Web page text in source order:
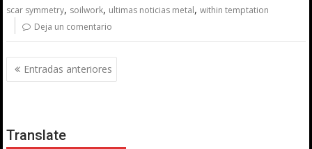
scar symmetry, soilwork, ultimas noticias metal,within temptation
Deja un comentario
Navegación
de
Entradas anteriores
Translate